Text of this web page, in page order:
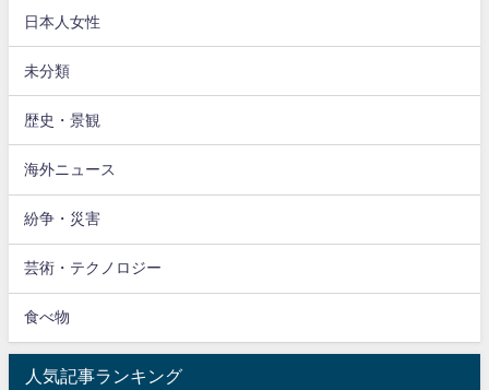
日本人女性
未分類
歴史・景観
海外ニュース
紛争・災害
芸術・テクノロジー
食べ物
人気記事ランキング